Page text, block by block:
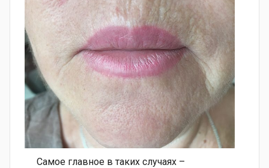
Самое главное в таких случаях –